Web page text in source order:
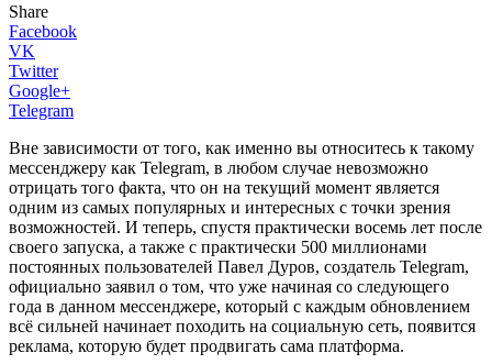
Share
Facebook
VK
Twitter
Google+
Telegram
Вне зависимости от того, как именно вы относитесь к такому
мессенджеру как Telegram, в любом случае невозможно
отрицать того факта, что он на текущий момент является
одним из самых популярных и интересных с точки зрения
возможностей. И теперь, спустя практически восемь лет после
своего запуска, а также с практически 500 миллионами
постоянных пользователей Павел Дуров, создатель Telegram,
официально заявил о том, что уже начиная со следующего
года в данном мессенджере, который с каждым обновлением
всё сильней начинает походить на социальную сеть, появится
реклама, которую будет продвигать сама платформа.